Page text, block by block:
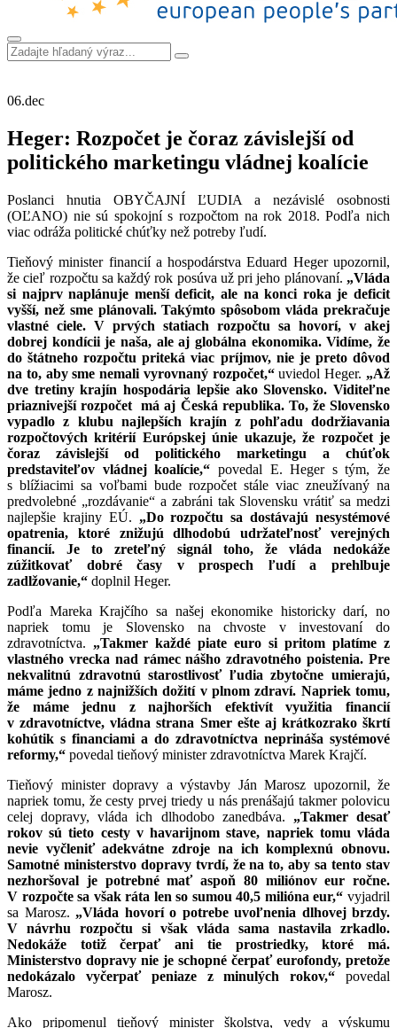
06.dec
Heger: Rozpočet je čoraz závislejší od
politického marketingu vládnej koalície
Poslanci hnutia OBYČAJNÍ ĽUDIA a nezávislé osobnosti
(OĽANO) nie sú spokojní s rozpočtom na rok 2018. Podľa nich
viac odráža politické chúťky než potreby ľudí.
Tieňový minister financií a hospodárstva Eduard Heger upozornil,
že cieľ rozpočtu sa každý rok posúva už pri jeho plánovaní. „Vláda
si najprv naplánuje menší deficit, ale na konci roka je deficit
vyšší, než sme plánovali. Takýmto spôsobom vláda prekračuje
vlastné ciele. V prvých statiach rozpočtu sa hovorí, v akej
dobrej kondícii je naša, ale aj globálna ekonomika. Vidíme, že
do štátneho rozpočtu priteká viac príjmov, nie je preto dôvod
na to, aby sme nemali vyrovnaný rozpočet,“uviedol Heger. „Až
dve tretiny krajín hospodária lepšie ako Slovensko. Viditeľne
priaznivejší rozpočet má aj Česká republika. To, že Slovensko
vypadlo z klubu najlepších krajín z pohľadu dodržiavania
rozpočtových kritérií Európskej únie ukazuje, že rozpočet je
čoraz závislejší od politického marketingu a chúťok
predstaviteľov vládnej koalície,“ povedal E. Heger s tým, že
s blížiacimi sa voľbami bude rozpočet stále viac zneužívaný na
predvolebné „rozdávanie“ a zabráni tak Slovensku vrátiť sa medzi
najlepšie krajiny EÚ. „Do rozpočtu sa dostávajú nesystémové
opatrenia, ktoré znižujú dlhodobú udržateľnosť verejných
financií. Je to zreteľný signál toho, že vláda nedokáže
zúžitkovať dobré časy v prospech ľudí a prehlbuje
zadlžovanie,“ doplnil Heger.
Podľa Mareka Krajčího sa našej ekonomike historicky darí, no
napriek tomu je Slovensko na chvoste v investovaní do
zdravotníctva. „Takmer každé piate euro si pritom platíme z
vlastného vrecka nad rámec nášho zdravotného poistenia. Pre
nekvalitnú zdravotnú starostlivosť ľudia zbytočne umierajú,
máme jedno z najnižších dožití v plnom zdraví. Napriek tomu,
že máme jednu z najhorších efektivít využitia financií
v zdravotníctve, vládna strana Smer ešte aj krátkozrako škrtí
kohútik s financiami a do zdravotníctva neprináša systémové
reformy,“ povedal tieňový minister zdravotníctva Marek Krajčí.
Tieňový minister dopravy a výstavby Ján Marosz upozornil, že
napriek tomu, že cesty prvej triedy u nás prenášajú takmer polovicu
celej dopravy, vláda ich dlhodobo zanedbáva. „Takmer desať
rokov sú tieto cesty v havarijnom stave, napriek tomu vláda
nevie vyčleniť adekvátne zdroje na ich komplexnú obnovu.
Samotné ministerstvo dopravy tvrdí, že na to, aby sa tento stav
nezhoršoval je potrebné mať aspoň 80 miliónov eur ročne.
V rozpočte sa však ráta len so sumou 40,5 milióna eur,“ vyjadril
sa Marosz. „Vláda hovorí o potrebe uvoľnenia dlhovej brzdy.
V návrhu rozpočtu si však vláda sama nastavila zrkadlo.
Nedokáže totiž čerpať ani tie prostriedky, ktoré má.
Ministerstvo dopravy nie je schopné čerpať eurofondy, pretože
nedokázalo vyčerpať peniaze z minulých rokov,“ povedal
Marosz.
Ako pripomenul tieňový minister školstva, vedy a výskumu